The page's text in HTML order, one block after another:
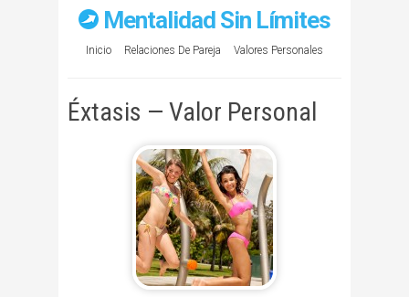
Mentalidad Sin Límites
Inicio Relaciones De Pareja Valores Personales
Éxtasis — Valor Personal